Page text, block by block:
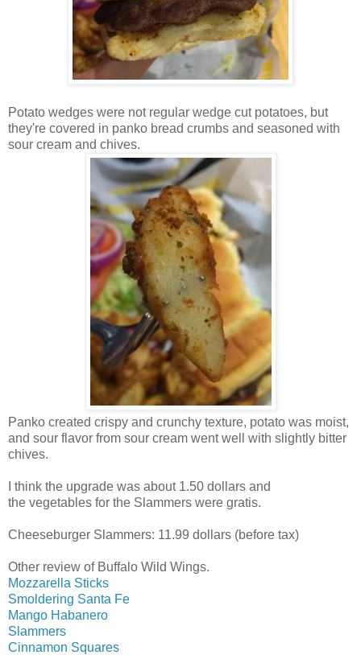
Potato wedges were not regular wedge cut potatoes, but
they're covered in panko bread crumbs and seasoned with
sour cream and chives.
Panko created crispy and crunchy texture, potato was moist,
and sour flavor from sour cream went well with slightly bitter
chives.
I think the upgrade was about 1.50 dollars and
the vegetables for the Slammers were gratis.
Cheeseburger Slammers: 11.99 dollars (before tax)
Other review of Buffalo Wild Wings.
Mozzarella Sticks
Smoldering Santa Fe
Mango Habanero
Slammers
Cinnamon Squares